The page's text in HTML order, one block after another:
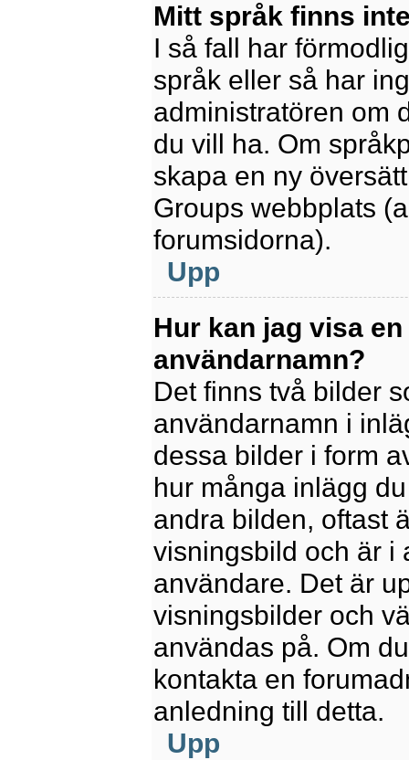
Mitt språk finns
I så fall har
språk eller så har
administratören om
du vill ha. Om
skapa en ny
Groups webbplats
forumsidorna).
Upp
Hur kan jag visa
användarnamn?
Det finns två bilder
användarnamn i
dessa bilder i form
hur många inlägg
andra bilden, oftast
visningsbild och är i
användare. Det är
visningsbilder och
användas på. Om
kontakta en
anledning till detta.
Upp